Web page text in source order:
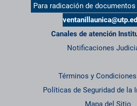
Para radicación de
Canales de atención
Notificaciones
Términos y Condiciones
Políticas de Seguridad de la